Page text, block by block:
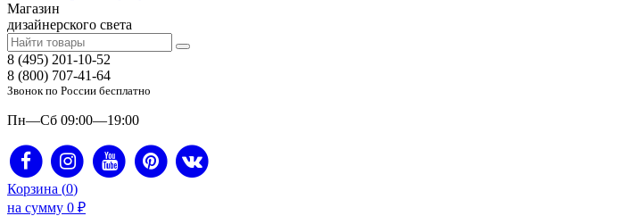
Магазин
дизайнерского света
8 (495) 201-10-52
8 (800) 707-41-64
Звонок по России бесплатно
Пн—Сб 09:00—19:00
Корзина (0)
на сумму 0 ₽